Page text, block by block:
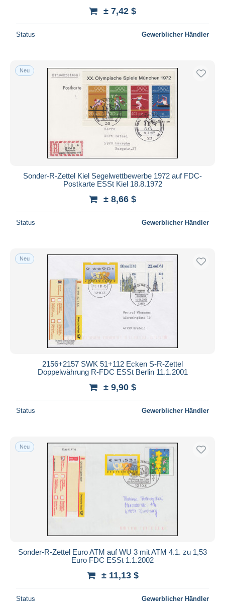
± 7,42 $
Status Gewerblicher Händler
Neu
Sonder-R-Zettel Kiel Segelwettbewerbe 1972 auf FDC-
Postkarte ESSt Kiel 18.8.1972
± 8,66 $
Status Gewerblicher Händler
Neu
2156+2157 SWK 51+112 Ecken S-R-Zettel
Doppelwährung R-FDC ESSt Berlin 11.1.2001
± 9,90 $
Status Gewerblicher Händler
Neu
Sonder-R-Zettel Euro ATM auf WU 3 mit ATM 4.1. zu 1,53
Euro FDC ESSt 1.1.2002
± 11,13 $
Status Gewerblicher Händler